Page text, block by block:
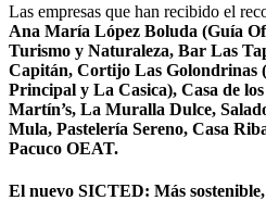
Las empresas que han recibido el
Ana María López Boluda (Guía
Turismo y Naturaleza, Bar Las
Capitán, Cortijo Las Golondrinas
Principal y La Casica), Casa de
Martín’s, La Muralla Dulce,
Mula, Pastelería Sereno, Casa
Pacuco OEAT.
El nuevo SICTED: Más